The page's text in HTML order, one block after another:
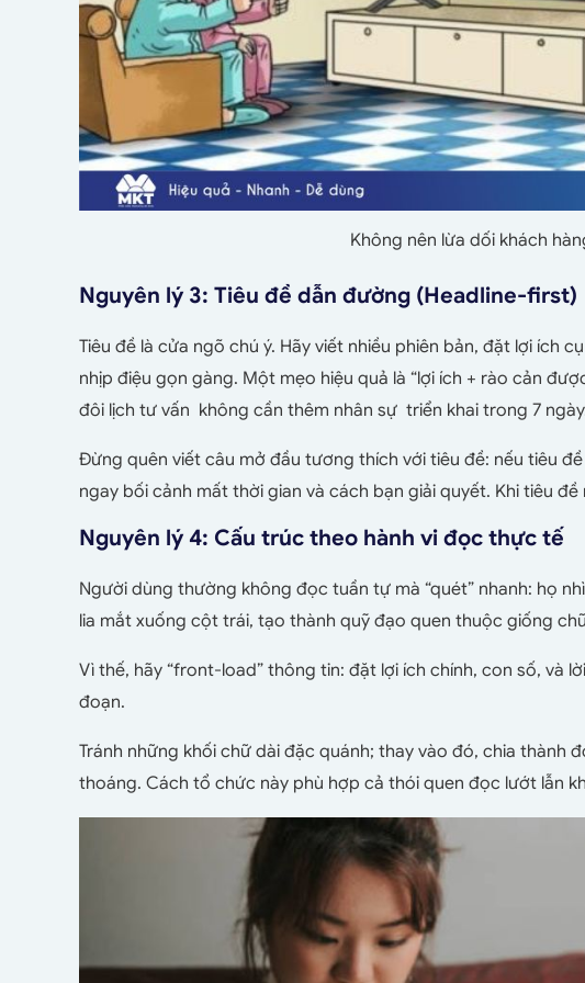
Không nên lừa dối khách
Nguyên lý 3: Tiêu đề dẫn đường (Headline-first)
Tiêu đề là cửa ngõ chú ý. Hãy viết nhiều phiên bản, đặt lợi ích
nhịp điệu gọn gàng. Một mẹo hiệu quả là “lợi ích + rào cản
đôi lịch tư vấn không cần thêm nhân sự triển khai trong 7
Đừng quên viết câu mở đầu tương thích với tiêu đề: nếu tiêu
ngay bối cảnh mất thời gian và cách bạn giải quyết. Khi tiêu
Nguyên lý 4: Cấu trúc theo hành vi đọc thực tế
Người dùng thường không đọc tuần tự mà “quét” nhanh: họ
lia mắt xuống cột trái, tạo thành quỹ đạo quen thuộc giống chữ
Vì thế, hãy “front-load” thông tin: đặt lợi ích chính, con số, và
đoạn.
Tránh những khối chữ dài đặc quánh; thay vào đó, chia thành
thoáng. Cách tổ chức này phù hợp cả thói quen đọc lướt lẫn